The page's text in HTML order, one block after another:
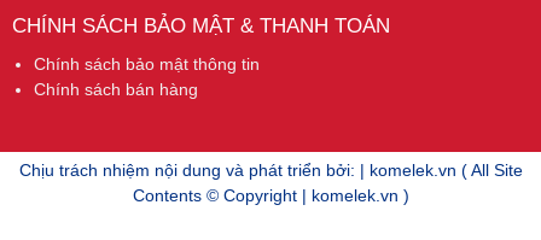
CHÍNH SÁCH BẢO MẬT & THANH TOÁN
Chính sách bảo mật thông tin
Chính sách bán hàng
Chịu trách nhiệm nội dung và phát triển bởi: | komelek.vn ( All Site
Contents © Copyright | komelek.vn )